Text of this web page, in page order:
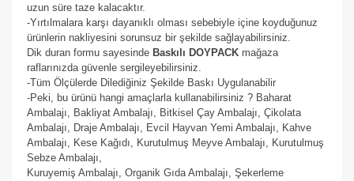
uzun süre taze kalacaktır.
-Yırtılmalara karşı dayanıklı olması sebebiyle içine koyduğunuz
ürünlerin nakliyesini sorunsuz bir şekilde sağlayabilirsiniz.
Dik duran formu sayesinde Baskılı DOYPACK mağaza
raflarınızda güvenle sergileyebilirsiniz.
-Tüm Ölçülerde Dilediğiniz Şekilde Baskı Uygulanabilir
-Peki, bu ürünü hangi amaçlarla kullanabilirsiniz ? Baharat
Ambalajı, Bakliyat Ambalajı, Bitkisel Çay Ambalajı, Çikolata
Ambalajı, Draje Ambalajı, Evcil Hayvan Yemi Ambalajı, Kahve
Ambalajı, Kese Kağıdı, Kurutulmuş Meyve Ambalajı, Kurutulmuş
Sebze Ambalajı,
Kuruyemiş Ambalajı, Organik Gıda Ambalajı, Şekerleme